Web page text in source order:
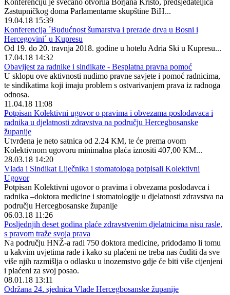
Konferenciju je svečano otvorila Borjana Krišto, predsjedateljica
Zastupničkog doma Parlamentarne skupštine BiH...
19.04.18 15:39
Konferencija ´Budućnost šumarstva i prerade drva u Bosni i
Hercegovini´ u Kupresu
Od 19. do 20. travnja 2018. godine u hotelu Adria Ski u Kupresu...
17.04.18 14:32
Obavijest za radnike i sindikate - Besplatna pravna pomoć
U sklopu ove aktivnosti nudimo pravne savjete i pomoć radnicima,
te sindikatima koji imaju problem s ostvarivanjem prava iz radnoga
odnosa.
11.04.18 11:08
Potpisan Kolektivni ugovor o pravima i obvezama poslodavaca i
radnika u djelatnosti zdravstva na području Hercegbosanske
županije
Utvrđena je neto satnica od 2.24 KM, te će prema ovom
Kolektivnom ugovoru minimalna plaća iznositi 407,00 KM...
28.03.18 14:20
Vlada i Sindikat Liječnika i stomatologa potpisali Kolektivni
Ugovor
Potpisan Kolektivni ugovor o pravima i obvezama poslodavca i
radnika –doktora medicine i stomatologije u djelatnosti zdravstva na
području Hercegbosanske županije
06.03.18 11:26
Posljednjih deset godina plaće zdravstvenim djelatnicima nisu rasle,
s pravom traže svoja prava
Na području HNŽ-a radi 750 doktora medicine, pridodamo li tomu
u kakvim uvjetima rade i kako su plaćeni ne treba nas čuditi da sve
više njih razmišlja o odlasku u inozemstvo gdje će biti više cijenjeni
i plaćeni za svoj posao.
08.01.18 13:11
Održana 24. sjednica Vlade Hercegbosanske županije